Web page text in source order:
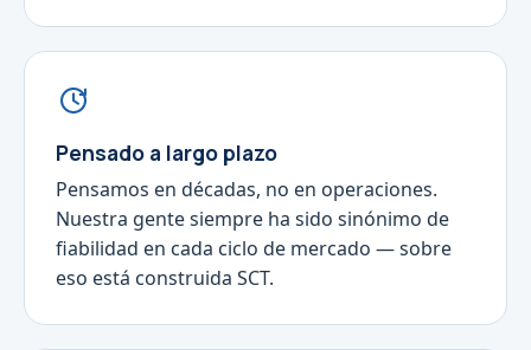
Pensado a largo plazo
Pensamos en décadas, no en operaciones.
Nuestra gente siempre ha sido sinónimo de
fiabilidad en cada ciclo de mercado — sobre
eso está construida SCT.